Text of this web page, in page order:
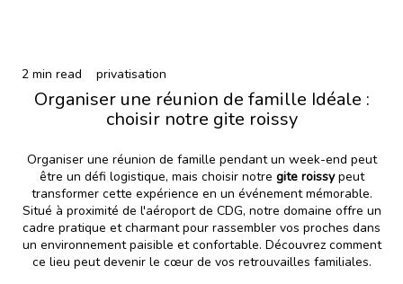
2 min read privatisation
Organiser une réunion de famille Idéale :
choisir notre gite roissy
Organiser une réunion de famille pendant un week-end peut
être un défi logistique, mais choisir notre gite roissypeut
transformer cette expérience en un événement mémorable.
Situé à proximité de l'aéroport de CDG, notre domaine offre un
cadre pratique et charmant pour rassembler vos proches dans
un environnement paisible et confortable. Découvrez comment
ce lieu peut devenir le cœur de vos retrouvailles familiales.